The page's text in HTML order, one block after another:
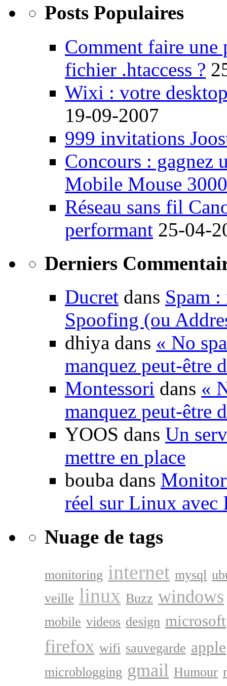
Posts Populaires
Comment faire une
fichier .htaccess ?
Wixi : votre
19-09-2007
999 invitations
Concours : gagnez
Mobile Mouse 3000
Réseau sans fil
performant 25-04-
Derniers
Ducret dans Spam :
Spoofing (ou
dhiya dans « No
manquez peut-être
Montessori dans «
manquez peut-être
YOOS dans Un
mettre en place
bouba dans
réel sur Linux avec
Nuage de tags
monitoring internet mysql
veille linux Buzz windows
mobile videos design microsoft
firefox wifi sauvegarde apple
microblogging gmail Humour